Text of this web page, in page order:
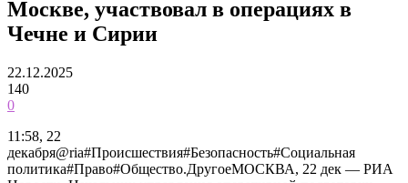
Москве, участвовал в операциях в
Чечне и Сирии
22.12.2025
140
0
11:58, 22
декабря@ria#Происшествия#Безопасность#Социальная
политика#Право#Общество.ДругоеМОСКВА, 22 дек — РИА